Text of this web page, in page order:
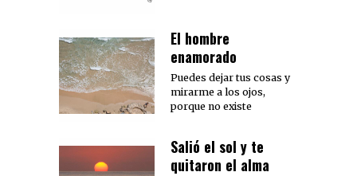
El hombre
enamorado
Puedes dejar tus cosas y
mirarme a los ojos,
porque no existe
Salió el sol y te
quitaron el alma